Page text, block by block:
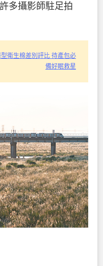
多攝影師駐足拍
衛生棉差別評比 待產包必
備好眠救星